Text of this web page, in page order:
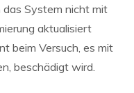
das System nicht mit
aktualisiert
beim Versuch, es mit
beschädigt wird.